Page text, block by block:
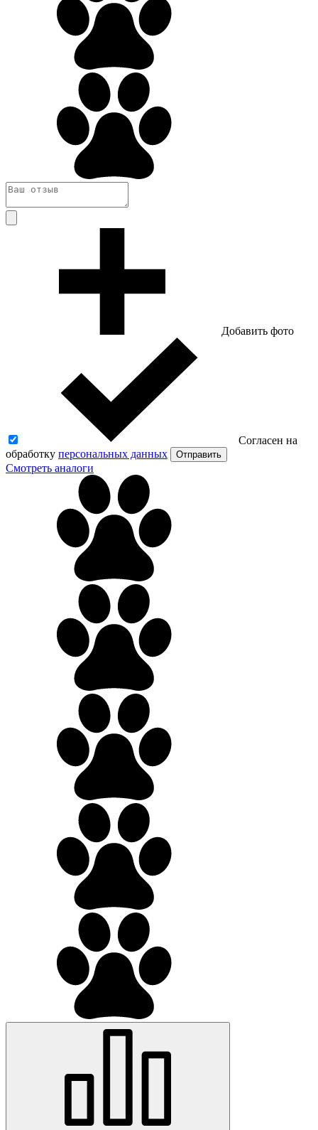
Добавить фото
Согласен на
обработку персональных данных Отправить
Смотреть аналоги